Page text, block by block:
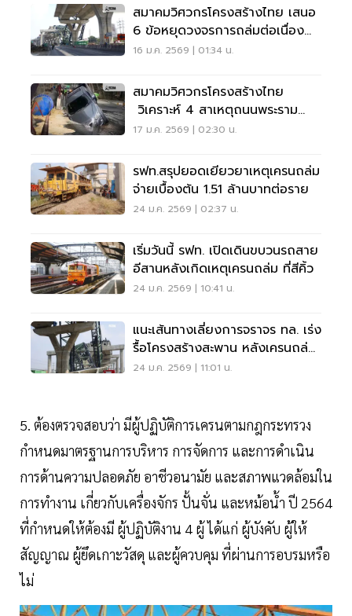
สมาคมวิศวกรโครงสร้างไทย เสนอ
6 ข้อหยุดวงจรการถล่มต่อเนื่อง
ของเครนก่อสร้าง
16 ม.ค. 2569 | 01:34 น.
สมาคมวิศวกรโครงสร้างไทย
วิเคราะห์ 4 สาเหตุถนนพระราม
2ยุบตัว
17 ม.ค. 2569 | 02:30 น.
รฟท.สรุปยอดเยียวยาเหตุเครนถล่ม
จ่ายเบื้องต้น 1.51 ล้านบาทต่อราย
24 ม.ค. 2569 | 02:37 น.
เริ่มวันนี้ รฟท. เปิดเดินขบวนรถสาย
อีสานหลังเกิดเหตุเครนถล่ม ที่สีคิ้ว
24 ม.ค. 2569 | 10:41 น.
แนะเส้นทางเลี่ยงการจราจร ทล. เร่ง
รื้อโครงสร้างสะพาน หลังเครนถล่ม
ถนนพระราม 2
24 ม.ค. 2569 | 11:01 น.
5. ต้องตรวจสอบว่า มีผู้ปฏิบัติการเครนตามกฎกระทรวง
กำหนดมาตรฐานการบริหาร การจัดการ และการดำเนิน
การด้านความปลอดภัย อาชีวอนามัย และสภาพแวดล้อมใน
การทำงาน เกี่ยวกับเครื่องจักร ปั้นจั่น และหม้อน้ำ ปี 2564
ที่กำหนดให้ต้องมี ผู้ปฏิบัติงาน 4 ผู้ ได้แก่ ผู้บังคับ ผู้ให้
สัญญาณ ผู้ยึดเกาะวัสดุ และผู้ควบคุม ที่ผ่านการอบรมหรือ
ไม่